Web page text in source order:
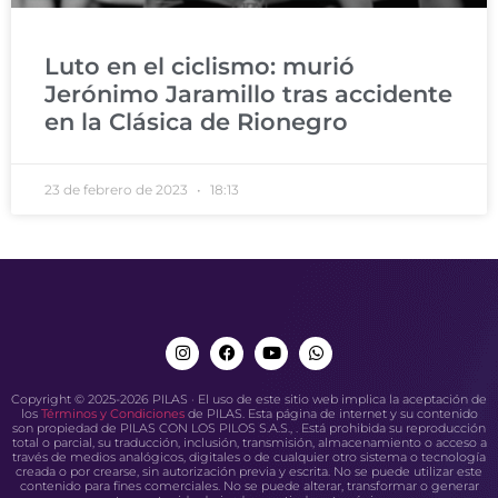
Luto en el ciclismo: murió
Jerónimo Jaramillo tras accidente
en la Clásica de Rionegro
23 de febrero de 2023 18:13
Copyright © 2025-2026 PILAS · El uso de este sitio web implica la aceptación de
los Términos y Condicionesde PILAS. Esta página de internet y su contenido
son propiedad de PILAS CON LOS PILOS S.A.S., . Está prohibida su reproducción
total o parcial, su traducción, inclusión, transmisión, almacenamiento o acceso a
través de medios analógicos, digitales o de cualquier otro sistema o tecnología
creada o por crearse, sin autorización previa y escrita. No se puede utilizar este
contenido para fines comerciales. No se puede alterar, transformar o generar